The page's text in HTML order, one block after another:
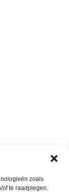
zoals
of te raadplegen.